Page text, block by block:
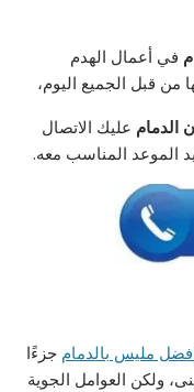
في أعمال الهدم
من قبل الجميع اليوم،
الدمام عليك الاتصال
الموعد المناسب معه.
مليس بالدمام جزءًا
ولكن العوامل الجوية